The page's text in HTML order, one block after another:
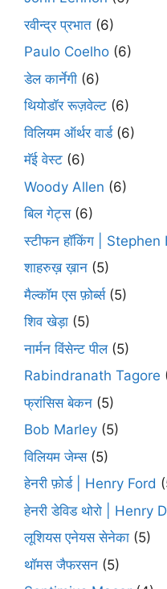
रवीन्द्र प्रभात (6)
Paulo Coelho (6)
डेल कार्नेगी (6)
थियोडॉर रूज़वेल्ट (6)
विलियम ऑर्थर वार्ड(6)
मॅई वेस्ट (6)
Woody Allen (6)
बिल गेट्स(6)
स्टीफन हॉकिंग |
शाहरुख़ ख़ान (5)
मैल्कॉम एस फ़ोर्ब्स(5)
शिव खेड़ा (5)
नार्मन विंसेन्ट पील(5)
Rabindranath Tagore
फ्रांसिस बेकन (5)
Bob Marley (5)
विलियम जेम्स(5)
हेनरी फ़ोर्ड | Henry Ford
हेनरी डेविड थोरो |
लूशियस एनेयस सेनेका (5)
थॉमस जैफरसन (5)